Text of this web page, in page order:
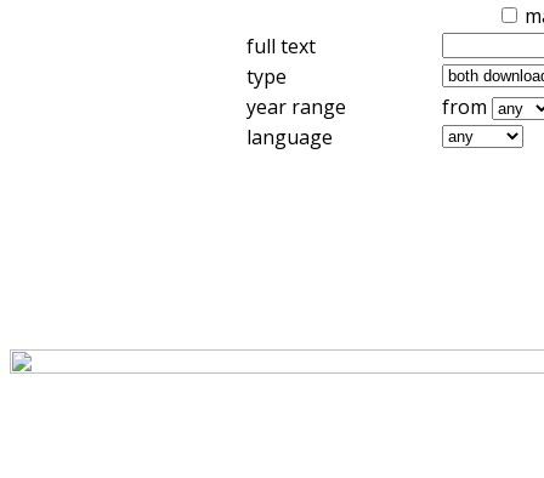
full text
type
year range
from
language